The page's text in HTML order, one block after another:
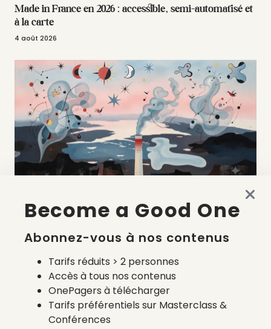
Made in France en 2026 : accessible, semi-automatisé et
à la carte
4 août 2026
La liste des prestataires du bilan carbone d’une marque
de mode
2 août 2026
Become a Good One
Abonnez-vous à nos contenus
Tarifs réduits > 2 personnes
Accès à tous nos contenus
OnePagers à télécharger
Tarifs préférentiels sur Masterclass &
Conférences